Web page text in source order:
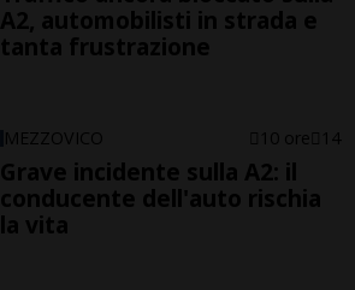
A2, automobilisti in strada e
tanta frustrazione
MEZZOVICO 10 ore 14
Grave incidente sulla A2: il
conducente dell'auto rischia
la vita